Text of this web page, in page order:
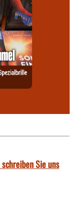
Sie uns